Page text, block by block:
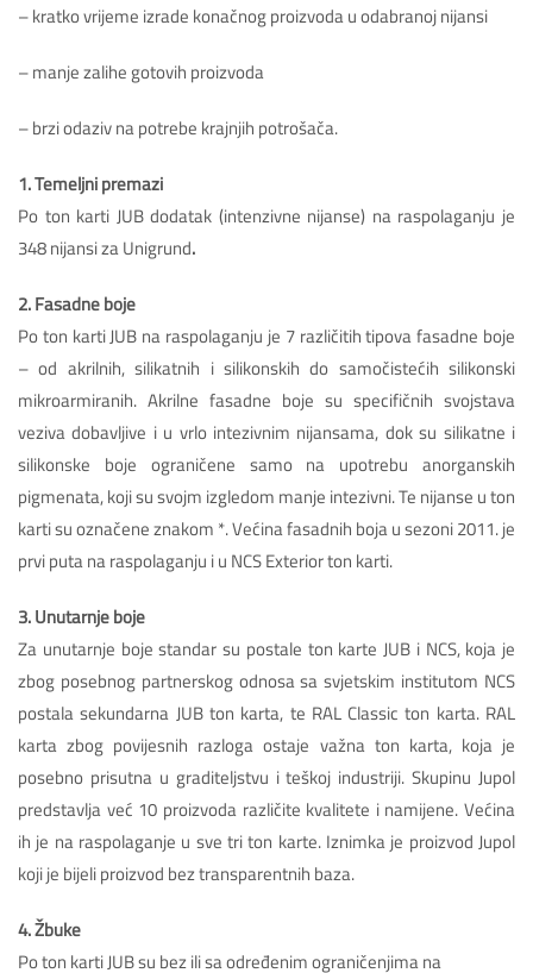
– kratko vrijeme izrade konačnog proizvoda u odabranoj nijansi
– manje zalihe gotovih proizvoda
– brzi odaziv na potrebe krajnjih potrošača.
1. Temeljni premazi
Po ton karti JUB dodatak (intenzivne nijanse) na raspolaganju je
348 nijansi za Unigrund.
2. Fasadne boje
Po ton karti JUB na raspolaganju je 7 različitih tipova fasadne boje
– od akrilnih, silikatnih i silikonskih do samočistećih silikonski
mikroarmiranih. Akrilne fasadne boje su specifičnih svojstava
veziva dobavljive i u vrlo intezivnim nijansama, dok su silikatne i
silikonske boje ograničene samo na upotrebu anorganskih
pigmenata, koji su svojm izgledom manje intezivni. Te nijanse u ton
karti su označene znakom *. Većina fasadnih boja u sezoni 2011. je
prvi puta na raspolaganju i u NCS Exterior ton karti.
3. Unutarnje boje
Za unutarnje boje standar su postale ton karte JUB i NCS, koja je
zbog posebnog partnerskog odnosa sa svjetskim institutom NCS
postala sekundarna JUB ton karta, te RAL Classic ton karta. RAL
karta zbog povijesnih razloga ostaje važna ton karta, koja je
posebno prisutna u graditeljstvu i teškoj industriji. Skupinu Jupol
predstavlja već 10 proizvoda različite kvalitete i namijene. Većina
ih je na raspolaganje u sve tri ton karte. Iznimka je proizvod Jupol
koji je bijeli proizvod bez transparentnih baza.
4. Žbuke
Po ton karti JUB su bez ili sa određenim ograničenjima na